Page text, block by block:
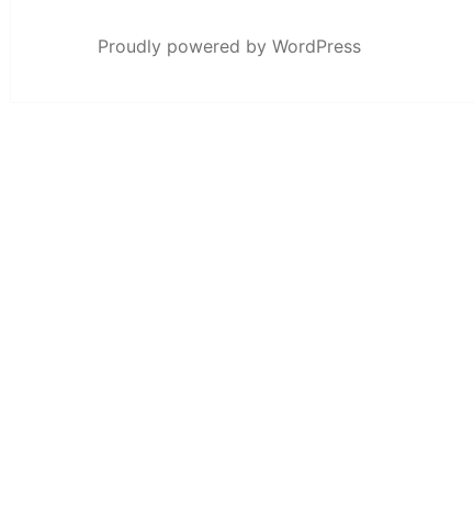
Proudly powered by WordPress